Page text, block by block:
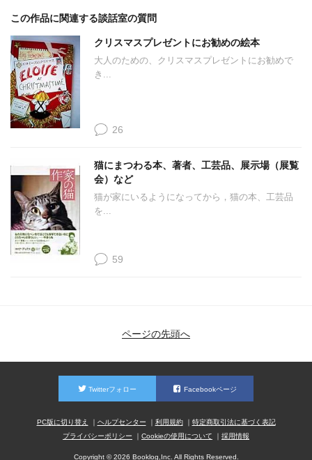
この作品に関連する談話室の質問
クリスマスプレゼントにお勧めの絵本
大人のための、クリスマスプレゼントにお勧めで
き...
26
猫にまつわる本、著者、工芸品、展示場（展覧
会）など
猫が家にいるようになってから，猫の本、工芸品
を...
59
ページの先頭へ
Twitterフォロー Facebookページ
PC版に切り替え ヘルプセンター 利用規約
特定商取引法に基づく表記
プライバシーポリシー
Cookieの使用について 採用情報
Copyright © 2026 Booklog,Inc. All Rights Reserved.